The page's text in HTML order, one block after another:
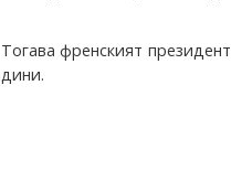
френският президент